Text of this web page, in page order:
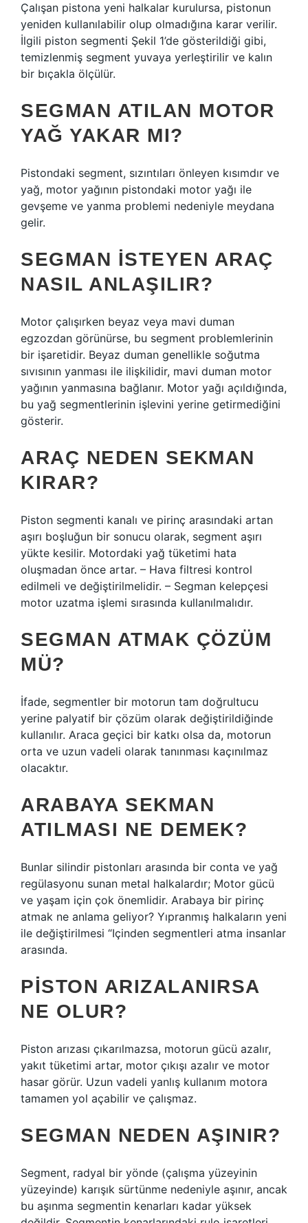
Çalışan pistona yeni halkalar kurulursa, pistonun
yeniden kullanılabilir olup olmadığına karar verilir.
İlgili piston segmenti Şekil 1’de gösterildiği gibi,
temizlenmiş segment yuvaya yerleştirilir ve kalın
bir bıçakla ölçülür.
SEGMAN ATILAN MOTOR
YAĞ YAKAR MI?
Pistondaki segment, sızıntıları önleyen kısımdır ve
yağ, motor yağının pistondaki motor yağı ile
gevşeme ve yanma problemi nedeniyle meydana
gelir.
SEGMAN ISTEYEN ARAÇ
NASIL ANLAŞILIR?
Motor çalışırken beyaz veya mavi duman
egzozdan görünürse, bu segment problemlerinin
bir işaretidir. Beyaz duman genellikle soğutma
sıvısının yanması ile ilişkilidir, mavi duman motor
yağının yanmasına bağlanır. Motor yağı açıldığında,
bu yağ segmentlerinin işlevini yerine getirmediğini
gösterir.
ARAÇ NEDEN SEKMAN
KIRAR?
Piston segmenti kanalı ve pirinç arasındaki artan
aşırı boşluğun bir sonucu olarak, segment aşırı
yükte kesilir. Motordaki yağ tüketimi hata
oluşmadan önce artar. – Hava filtresi kontrol
edilmeli ve değiştirilmelidir. – Segman kelepçesi
motor uzatma işlemi sırasında kullanılmalıdır.
SEGMAN ATMAK ÇÖZÜM
MÜ?
İfade, segmentler bir motorun tam doğrultucu
yerine palyatif bir çözüm olarak değiştirildiğinde
kullanılır. Araca geçici bir katkı olsa da, motorun
orta ve uzun vadeli olarak tanınması kaçınılmaz
olacaktır.
ARABAYA SEKMAN
ATILMASI NE DEMEK?
Bunlar silindir pistonları arasında bir conta ve yağ
regülasyonu sunan metal halkalardır; Motor gücü
ve yaşam için çok önemlidir. Arabaya bir pirinç
atmak ne anlama geliyor? Yıpranmış halkaların yeni
ile değiştirilmesi “Içinden segmentleri atma insanlar
arasında.
PISTON ARIZALANIRSA
NE OLUR?
Piston arızası çıkarılmazsa, motorun gücü azalır,
yakıt tüketimi artar, motor çıkışı azalır ve motor
hasar görür. Uzun vadeli yanlış kullanım motora
tamamen yol açabilir ve çalışmaz.
SEGMAN NEDEN AŞINIR?
Segment, radyal bir yönde (çalışma yüzeyinin
yüzeyinde) karışık sürtünme nedeniyle aşınır, ancak
bu aşınma segmentin kenarları kadar yüksek